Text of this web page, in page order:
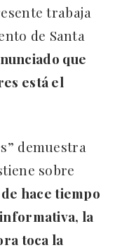
trabaja
de Santa
que
está el
demuestra
sobre
hace tiempo
la
toca la